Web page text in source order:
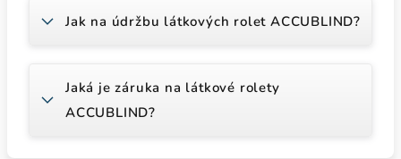
Jak na údržbu látkových rolet ACCUBLIND?
Jaká je záruka na látkové rolety
ACCUBLIND?